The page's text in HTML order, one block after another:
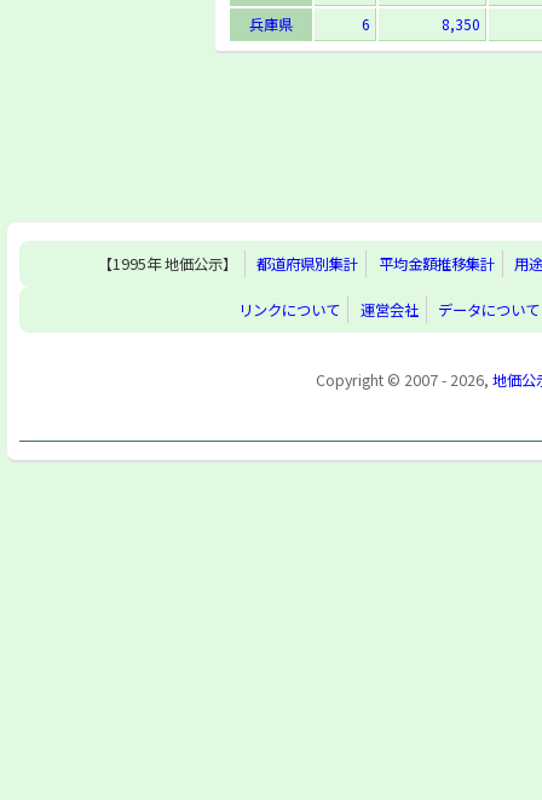
兵庫県
6 8,350
【1995年 地価公示】 都道府県別集計 平均金額推移集計 用
リンクについて 運営会社 データについて
Copyright © 2007 - 2026, 地価公